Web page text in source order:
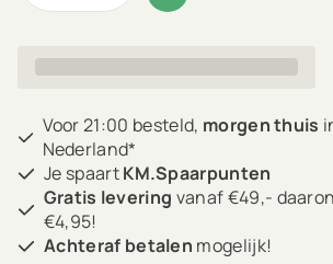
Voor 21:00 besteld, morgen thuis
Nederland*
Je spaartKM.Spaarpunten
Gratis levering vanaf €49,-
€4,95!
Achteraf betalen mogelijk!